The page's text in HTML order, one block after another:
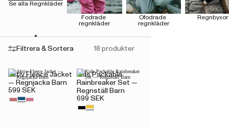
Se alla Regnkläder
Fodrade
regnkläder
Ofodrade
regnkläder
Regnbyxor
Filtrera & Sortera 18 produkter
Aktiv Fleece Jacket
— Regnjacka Barn
599 SEK
Kids Packable
Rainbreaker Set —
Regnställ Barn
699 SEK